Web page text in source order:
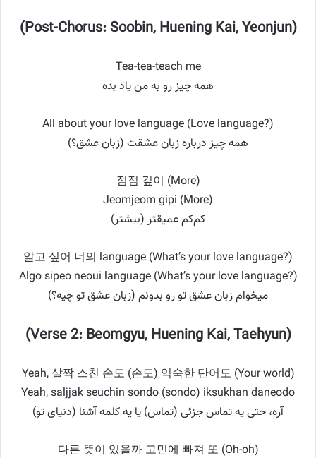
(Post-Chorus: Soobin, Huening Kai, Yeonjun)
Tea-tea-teach me
همه چیز رو به من یاد بده
All about your love language (Love language?)
همه چیز درباره زبان عشقت (زبان عشق؟)
점점 깊이 (More)
Jeomjeom gipi (More)
کم‌کم عمیقتر (بیشتر)
알고 싶어 너의 language (What’s your love language?)
Algo sipeo neoui language (What’s your love language?)
میخوام زبان عشق تو رو بدونم (زبان عشق تو چیه؟)
(Verse 2: Beomgyu, Huening Kai, Taehyun)
Yeah, 살짝 스친 손도 (손도) 익숙한 단어도 (Your world)
Yeah, saljjak seuchin sondo (sondo) iksukhan daneodo
آره، حتی یه تماس جزئی (تماس) یا یه کلمه آشنا (دنیای تو)
다른 뜻이 있을까 고민에 빠져 또 (Oh-oh)